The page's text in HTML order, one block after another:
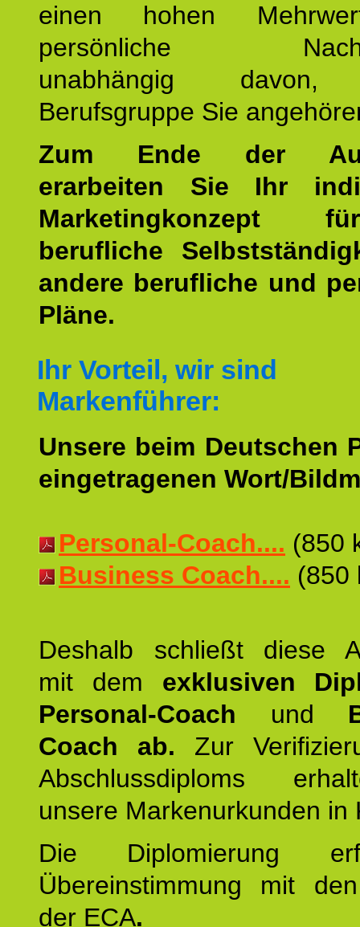
einen hohen
persönliche
unabhängig davon,
Berufsgruppe Sie
Zum Ende der
erarbeiten Sie Ihr
Marketingkonzept
berufliche
andere berufliche und
Pläne.
Ihr Vorteil, wir sind
Markenführer:
Unsere beim Deutschen
eingetragenen Wort/
Personal-Coach.... (850
Business Coach.... (850
Deshalb schließt diese
mit dem exklusiven
Personal-Coach und
Coach ab. Zur
Abschlussdiploms
unsere Markenurkunden in
Die Diplomierung
Übereinstimmung mit
der ECA.